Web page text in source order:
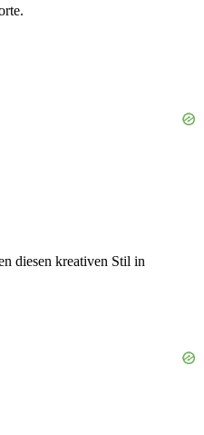
diesen kreativen Stil in